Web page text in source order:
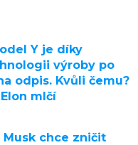
Y je díky
výroby po
odpis. Kvůli čemu?
mlčí
Musk chce zničit